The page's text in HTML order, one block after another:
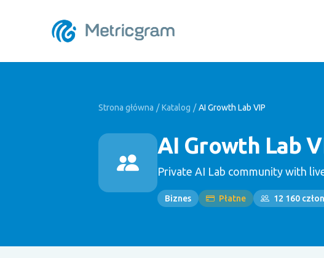
Strona główna / Katalog / AI Growth Lab VIP
AI Growth Lab
Private AI Lab community with
Biznes Płatne 12 160